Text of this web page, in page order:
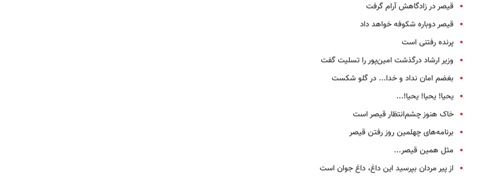
قیصر در زادگاهش آرام گرفت
قیصر دوباره شکوفه خواهد داد
پرنده رفتنی است
وزیر ارشاد درگذشت امین‌پور را تسلیت گفت
بغضم امان نداد و خدا... در گلو شکست
یحیا! یحیا! یحیا!...
خاک هنوز چشم‌انتظار قیصر است
برنامه‌های چهلمین روز رفتن قیصر
مثل همین قیصر...
از پیر مردان بپرسید این داغ، داغ جوان است